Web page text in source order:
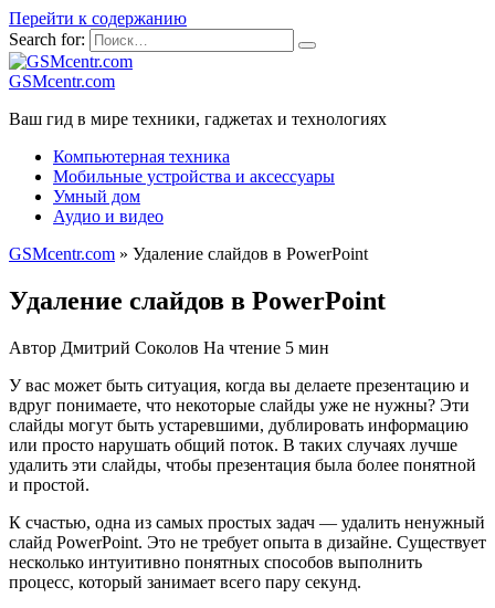
Перейти к содержанию
Search for:
GSMcentr.com
Ваш гид в мире техники, гаджетах и технологиях
Компьютерная техника
Мобильные устройства и аксессуары
Умный дом
Аудио и видео
GSMcentr.com » Удаление слайдов в PowerPoint
Удаление слайдов в PowerPoint
Автор Дмитрий Соколов На чтение 5 мин
У вас может быть ситуация, когда вы делаете презентацию и
вдруг понимаете, что некоторые слайды уже не нужны? Эти
слайды могут быть устаревшими, дублировать информацию
или просто нарушать общий поток. В таких случаях лучше
удалить эти слайды, чтобы презентация была более понятной
и простой.
К счастью, одна из самых простых задач — удалить ненужный
слайд PowerPoint. Это не требует опыта в дизайне. Существует
несколько интуитивно понятных способов выполнить
процесс, который занимает всего пару секунд.